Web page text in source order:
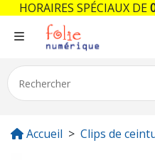
Accueil Clips de
HORAIRES SPÉCIAUX DE